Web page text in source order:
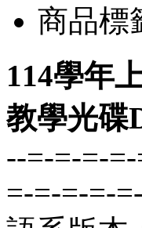
商品標
114學年
教學光碟
--=-=-=-
=-=-=-=-